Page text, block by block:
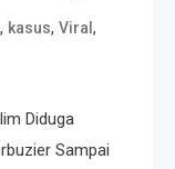
, kasus, Viral,
Diduga
Sampai